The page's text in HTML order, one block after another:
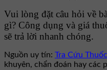
Vui lòng đặt câu hỏi về
gì? Công dụng và giá
sẽ trả lời nhanh chóng.
Nguồn uy tín: Tra Cứu
khuyên, chẩn đoán hay các